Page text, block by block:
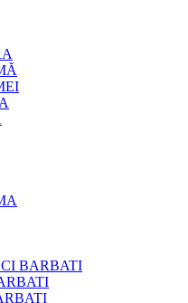
BARBATI